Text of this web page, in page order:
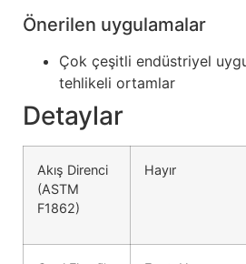
Önerilen uygulamalar
Çok çeşitli endüstriyel
tehlikeli ortamlar
Detaylar
Akış Direnci
(ASTM
F1862)
Hayır